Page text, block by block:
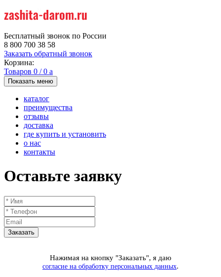
Бесплатный звонок по России
8 800 700 38 58
Заказать обратный звонок
Корзина:
Товаров 0 /0 a
Показать меню
каталог
преимущества
отзывы
доставка
где купить и установить
о нас
контакты
Оставьте заявку
Нажимая на кнопку "Заказать", я даю
согласие на обработку персональных данных.